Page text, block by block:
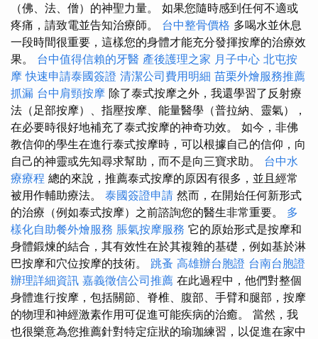
（佛、法、僧）的神聖力量。 如果您隨時感到任何不適或
疼痛，請致電並告知治療師。 台中整骨價格 多喝水並休息
一段時間很重要，這樣您的身體才能充分發揮按摩的治療效
果。 台中值得信賴的牙醫 產後護理之家 月子中心 北屯按
摩 快速申請泰國簽證 清潔公司費用明細 苗栗外燴服務推薦
抓漏 台中肩頸按摩 除了泰式按摩之外，我還學習了反射療
法（足部按摩）、指壓按摩、能量醫學（普拉納、靈氣），
在必要時很好地補充了泰式按摩的神奇功效。 如今，非佛
教信仰的學生在進行泰式按摩時，可以根據自己的信仰，向
自己的神靈或先知尋求幫助，而不是向三寶求助。 台中水
療療程 總的來說，推薦泰式按摩的原因有很多，並且經常
被用作輔助療法。 泰國簽證申請 然而，在開始任何新形式
的治療（例如泰式按摩）之前諮詢您的醫生非常重要。 多
樣化自助餐外燴服務 脹氣按摩服務 它的原始形式是按摩和
身體鍛煉的結合，其有效性在於其複雜的基礎，例如基於淋
巴按摩和穴位按摩的技術。 跳蚤 高雄辦台胞證 台南台胞證
辦理詳細資訊 嘉義徵信公司推薦 在此過程中，他們對整個
身體進行按摩，包括關節、脊椎、腹部、手臂和腿部，按摩
的物理和神經激素作用可促進可能疾病的治癒。 當然，我
也很樂意為您推薦針對特定症狀的瑜珈練習，以促進在家中